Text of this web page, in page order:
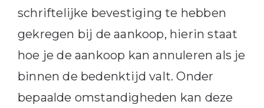
schriftelijke bevestiging te hebben
gekregen bij de aankoop, hierin staat
hoe je de aankoop kan annuleren als je
binnen de bedenktijd valt. Onder
bepaalde omstandigheden kan deze